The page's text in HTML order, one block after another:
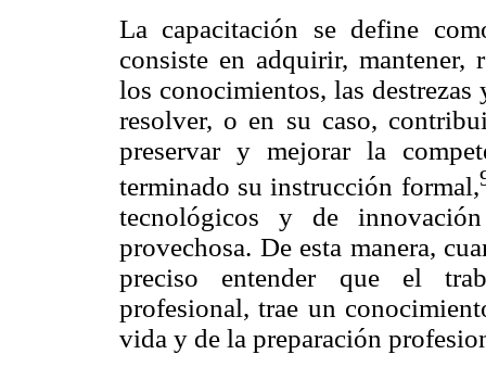
La capacitación se define
consiste en adquirir, mantener,
los conocimientos, las
resolver, o en su caso,
preservar y mejorar la
terminado su instrucción formal,
tecnológicos y de
provechosa. De esta manera,
preciso entender que el
profesional, trae un
vida y de la preparación